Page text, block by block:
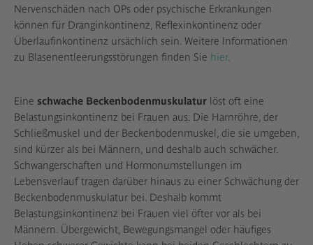
Akzeptieren
powered byUsercentrics Consent
Management Platform
Nervenschäden nach OPs oder psychische Erkrankungen
können für Dranginkontinenz, Reflexinkontinenz oder
Überlaufinkontinenz ursächlich sein. Weitere Informationen
zu Blasenentleerungsstörungen finden Sie hier.
Eine schwache Beckenbodenmuskulatur löst oft eine
Belastungsinkontinenz bei Frauen aus. Die Harnröhre, der
Schließmuskel und der Beckenbodenmuskel, die sie umgeben,
sind kürzer als bei Männern, und deshalb auch schwächer.
Schwangerschaften und Hormonumstellungen im
Lebensverlauf tragen darüber hinaus zu einer Schwächung der
Beckenbodenmuskulatur bei. Deshalb kommt
Belastungsinkontinenz bei Frauen viel öfter vor als bei
Männern. Übergewicht, Bewegungsmangel oder häufiges